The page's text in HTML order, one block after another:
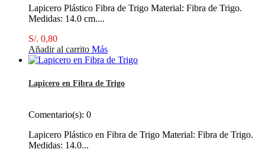
Lapicero Plástico Fibra de Trigo Material: Fibra de Trigo.
Medidas: 14.0 cm....
S/. 0,80
Añadir al carrito Más
Lapicero en Fibra de Trigo
Comentario(s): 0
Lapicero Plástico en Fibra de Trigo Material: Fibra de Trigo.
Medidas: 14.0...